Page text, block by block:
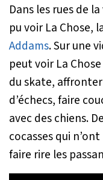
Dans les rues de
pu voir La Chose,
Addams. Sur une
peut voir La
du skate,
d’échecs, faire
avec des chiens.
cocasses qui
faire rire les